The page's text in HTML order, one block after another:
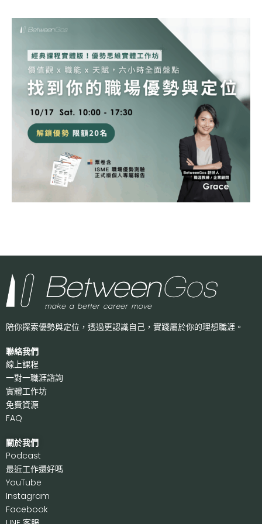
陪你探索優勢與定位，透過更認識自己， 實踐屬於你的理想職涯。
聯絡我們
線上課程
一對一職涯諮詢
實體工作坊
免費資源
FAQ
關於我們
Podcast
最近工作還好嗎
YouTube
Instagram
Facebook